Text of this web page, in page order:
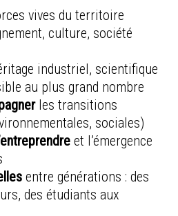
vives du territoire
culture, société
industriel, scientifique
au plus grand nombre
les transitions
sociales)
et l’émergence
entre générations : des
des étudiants aux